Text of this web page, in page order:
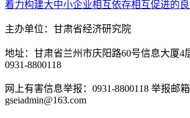
着力构建大中小企业相互依存相互促进的
主办单位：甘肃省经济研究院
地址：甘肃省兰州市庆阳路60号信息大厦4
0931-8800118
网上有害信息举报：0931-8800118 举报邮箱
gseiadmin@163.com